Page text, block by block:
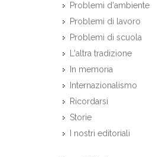
Problemi d'ambiente
Problemi di lavoro
Problemi di scuola
L'altra tradizione
In memoria
Internazionalismo
Ricordarsi
Storie
I nostri editoriali